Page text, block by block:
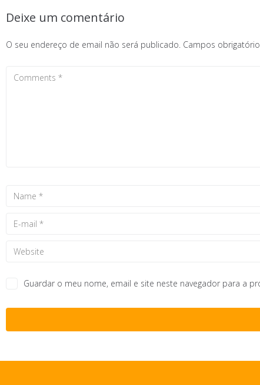
Deixe um comentário
O seu endereço de email não será publicado. Campos
Guardar o meu nome, email e site neste navegador para a